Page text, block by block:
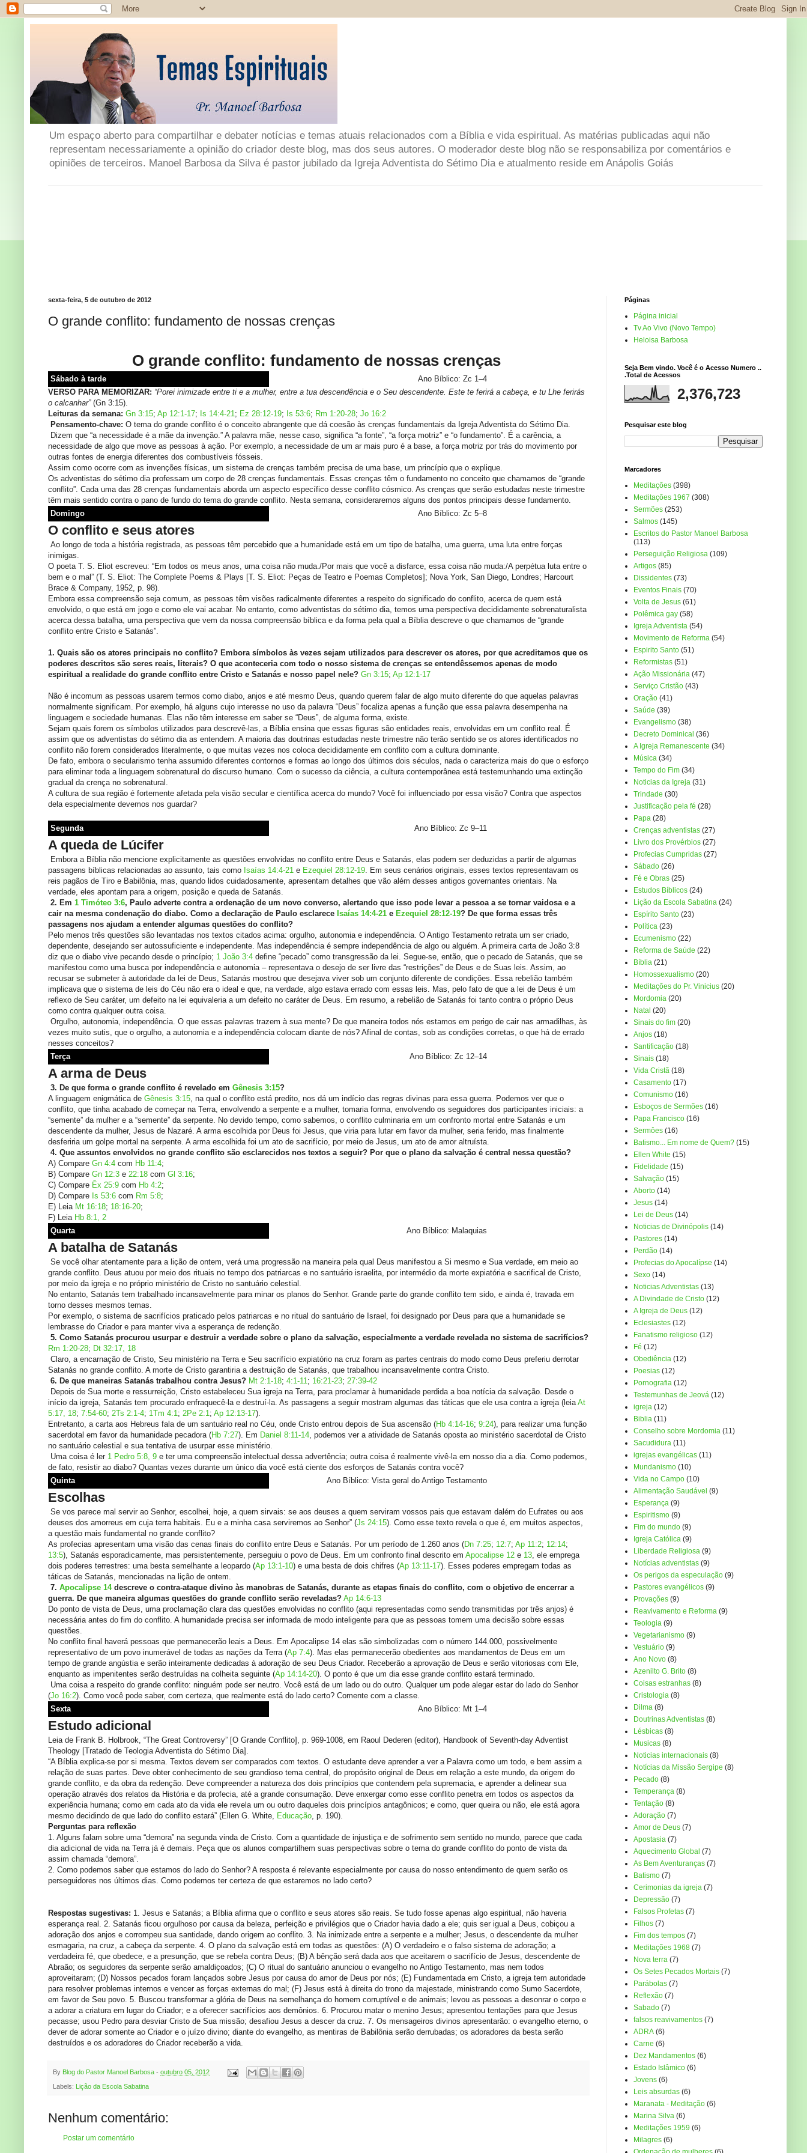
Um espaço aberto para compartilhar e debater notícias e temas atuais relacionados com a Bíblia e vida espiritual. As matérias publicadas aqui não
representam necessariamente a opinião do criador deste blog, mas dos seus autores. O moderador deste blog não se responsabiliza por comentários e
opiniões de terceiros. Manoel Barbosa da Silva é pastor jubilado da Igreja Adventista do Sétimo Dia e atualmento reside em Anápolis Goiás
sexta-feira, 5 de outubro de 2012
O grande conflito: fundamento de nossas crenças
O grande conflito: fundamento de nossas crenças
Sábado à tarde
Ano Bíblico: Zc 1–4
VERSO PARA MEMORIZAR: “Porei inimizade entre ti e a mulher, entre a tua descendência e o Seu descendente. Este te ferirá a cabeça, e tu Lhe ferirás
o calcanhar”(Gn 3:15).
Leituras da semana: Gn 3:15; Ap 12:1-17; Is 14:4-21; Ez 28:12-19; Is 53:6; Rm 1:20-28; Jo 16:2
Pensamento-chave: O tema do grande conflito é o conceito abrangente que dá coesão às crenças fundamentais da Igreja Adventista do Sétimo Dia.
Dizem que “a necessidade é a mãe da invenção.” A palavra mãe, nesse caso, significa “a fonte”, “a força motriz” e “o fundamento”. É a carência, a
necessidade de algo que move as pessoas à ação. Por exemplo, a necessidade de um ar mais puro é a base, a força motriz por trás do movimento por
outras fontes de energia diferentes dos combustíveis fósseis.
Assim como ocorre com as invenções físicas, um sistema de crenças também precisa de uma base, um princípio que o explique.
Os adventistas do sétimo dia professam um corpo de 28 crenças fundamentais. Essas crenças têm o fundamento no conceito que chamamos de “grande
conflito”. Cada uma das 28 crenças fundamentais aborda um aspecto específico desse conflito cósmico. As crenças que serão estudadas neste trimestre
têm mais sentido contra o pano de fundo do tema do grande conflito. Nesta semana, consideraremos alguns dos pontos principais desse fundamento.
Domingo
Ano Bíblico: Zc 5–8
O conflito e seus atores
Ao longo de toda a história registrada, as pessoas têm percebido que a humanidade está em um tipo de batalha, uma guerra, uma luta entre forças
inimigas.
O poeta T. S. Eliot escreveu: “Em todos os meus anos, uma coisa não muda./Por mais que você a disfarce, essa coisa não muda:/A perpétua luta entre o
bem e o mal” (T. S. Eliot: The Complete Poems & Plays [T. S. Eliot: Peças de Teatro e Poemas Completos]; Nova York, San Diego, Londres; Harcourt
Brace & Company, 1952, p. 98).
Embora essa compreensão seja comum, as pessoas têm visões radicalmente diferentes a respeito do significado do conflito, acerca de quem está
envolvido, o que está em jogo e como ele vai acabar. No entanto, como adventistas do sétimo dia, temos uma perspectiva decididamente sobrenaturalista
acerca dessa batalha, uma perspectiva que vem da nossa compreensão bíblica e da forma pela qual a Bíblia descreve o que chamamos de “grande
conflito entre Cristo e Satanás”.
1. Quais são os atores principais no conflito? Embora símbolos às vezes sejam utilizados para descrever os atores, por que acreditamos que os
poderes descritos são seres reais, literais? O que aconteceria com todo o nosso sistema de crenças se entendêssemos apenas de modo
espiritual a realidade do grande conflito entre Cristo e Satanás e nosso papel nele? Gn 3:15; Ap 12:1-17
Não é incomum as pessoas usarem termos como diabo, anjos e até mesmo Deus, quando querem falar de algo muito diferente do que aquelas palavras
normalmente significam. Por exemplo, há alguns cujo interesse no uso da palavra “Deus” focaliza apenas a função que essa palavra desempenha na
linguagem e sociedade humanas. Elas não têm interesse em saber se “Deus”, de alguma forma, existe.
Sejam quais forem os símbolos utilizados para descrevê-las, a Bíblia ensina que essas figuras são entidades reais, envolvidas em um conflito real. É
assim que os adventistas do sétimo dia as entendem. A maioria das doutrinas estudadas neste trimestre não terão sentido se os atores identificados no
conflito não forem considerados literalmente, o que muitas vezes nos coloca decididamente em conflito com a cultura dominante.
De fato, embora o secularismo tenha assumido diferentes contornos e formas ao longo dos últimos dois séculos, nada o caracteriza mais do que o esforço
para eliminar toda a linguagem sobrenatural do discurso humano. Com o sucesso da ciência, a cultura contemporânea está testemunhando uma extinção
gradual da crença no sobrenatural.
A cultura de sua região é fortemente afetada pela visão secular e científica acerca do mundo? Você foi influenciado por essa visão? Contra que aspectos
dela especialmente devemos nos guardar?
Segunda Ano Bíblico: Zc 9–11
A queda de Lúcifer
Embora a Bíblia não mencione explicitamente as questões envolvidas no conflito entre Deus e Satanás, elas podem ser deduzidas a partir de algumas
passagens bíblicas relacionadas ao assunto, tais como Isaías 14:4-21 e Ezequiel 28:12-19. Em seus cenários originais, esses textos representavam os
reis pagãos de Tiro e Babilônia, mas, quando lidos cuidadosamente, apresentam detalhes que vão além desses antigos governantes orientais. Na
verdade, eles apontam para a origem, posição e queda de Satanás.
2. Em 1 Timóteo 3:6, Paulo adverte contra a ordenação de um novo converso, alertando que isso pode levar a pessoa a se tornar vaidosa e a
cair na mesma condenação do diabo. Como a declaração de Paulo esclarece Isaías 14:4-21 e Ezequiel 28:12-19? De que forma essas três
passagens nos ajudam a entender algumas questões do conflito?
Pelo menos três questões são levantadas nos textos citados acima: orgulho, autonomia e independência. O Antigo Testamento retrata um ser criado,
dependente, desejando ser autossuficiente e independente. Mas independência é sempre independência de algo ou alguém. A primeira carta de João 3:8
diz que o diabo vive pecando desde o princípio; 1 João 3:4 define “pecado” como transgressão da lei. Segue-se, então, que o pecado de Satanás, que se
manifestou como uma busca por independência e autonomia – representava o desejo de ser livre das “restrições” de Deus e de Suas leis. Assim, ao
recusar se submeter à autoridade da lei de Deus, Satanás mostrou que desejava viver sob um conjunto diferente de condições. Essa rebelião também
implicava que o sistema de leis do Céu não era o ideal e que, na verdade, algo estava errado com essas leis. Mas, pelo fato de que a lei de Deus é um
reflexo de Seu caráter, um defeito na lei equivaleria a um defeito no caráter de Deus. Em resumo, a rebelião de Satanás foi tanto contra o próprio Deus
como contra qualquer outra coisa.
Orgulho, autonomia, independência. O que essas palavras trazem à sua mente? De que maneira todos nós estamos em perigo de cair nas armadilhas, às
vezes muito sutis, que o orgulho, a autonomia e a independência colocam diante de nós? Afinal de contas, sob as condições corretas, o que há de errado
nesses conceitos?
Terça
Ano Bíblico: Zc 12–14
A arma de Deus
3. De que forma o grande conflito é revelado em Gênesis 3:15?
A linguagem enigmática de Gênesis 3:15, na qual o conflito está predito, nos dá um indício das regras divinas para essa guerra. Podemos ver que o
conflito, que tinha acabado de começar na Terra, envolvendo a serpente e a mulher, tomaria forma, envolvendo os seguidores dos participantes iniciais: a
“semente” da mulher e a “semente” da serpente. No devido tempo, como sabemos, o conflito culminaria em um confronto mortal entre Satanás e um
descendente da mulher, Jesus de Nazaré. A arma escolhida por Deus foi Jesus, que viria para lutar em favor da mulher, seria ferido, mas finalmente
desferiria um golpe mortal na serpente. A arma escolhida foi um ato de sacrifício, por meio de Jesus, um ato de amor altruísta.
4. Que assuntos envolvidos no grande conflito são esclarecidos nos textos a seguir? Por que o plano da salvação é central nessa questão?
A) Compare Gn 4:4 com Hb 11:4;
B) Compare Gn 12:3 e 22:18 com Gl 3:16;
C) Compare Êx 25:9 com Hb 4:2;
D) Compare Is 53:6 com Rm 5:8;
E) Leia Mt 16:18; 18:16-20;
F) Leia Hb 8:1, 2
Quarta
Ano Bíblico: Malaquias
A batalha de Satanás
Se você olhar atentamente para a lição de ontem, verá uma progressão na maneira pela qual Deus manifestou a Si mesmo e Sua verdade, em meio ao
grande conflito. Deus atuou por meio dos rituais no tempo dos patriarcas e no santuário israelita, por intermédio da morte expiatória e sacrifical de Cristo,
por meio da igreja e no próprio ministério de Cristo no santuário celestial.
No entanto, Satanás tem trabalhado incansavelmente para minar os planos do Senhor. Grande parte do grande conflito tem sido, e ainda é, travada em
torno desses mesmos temas.
Por exemplo, o sistema de sacrifícios praticado pelos patriarcas e no ritual do santuário de Israel, foi designado por Deus para que a humanidade se
lembrasse do Criador e para manter viva a esperança de redenção.
5. Como Satanás procurou usurpar e destruir a verdade sobre o plano da salvação, especialmente a verdade revelada no sistema de sacrifícios?
Rm 1:20-28; Dt 32:17, 18
Claro, a encarnação de Cristo, Seu ministério na Terra e Seu sacrifício expiatório na cruz foram as partes centrais do modo como Deus preferiu derrotar
Satanás no grande conflito. A morte de Cristo garantiria a destruição de Satanás, que trabalhou incansavelmente contra Cristo.
6. De que maneiras Satanás trabalhou contra Jesus? Mt 2:1-18; 4:1-11; 16:21-23; 27:39-42
Depois de Sua morte e ressurreição, Cristo estabeleceu Sua igreja na Terra, para proclamar à humanidade perdida a boa notícia da salvação. Desde o
início da igreja, Satanás tem procurado enfraquecê-la e destruí-la. As passagens a seguir mostram algumas das táticas que ele usa contra a igreja (leiaAt
5:17, 18; 7:54-60; 2Ts 2:1-4; 1Tm 4:1; 2Pe 2:1; Ap 12:13-17).
Entretanto, a carta aos Hebreus fala de um santuário real no Céu, onde Cristo entrou depois de Sua ascensão (Hb 4:14-16; 9:24), para realizar uma função
sacerdotal em favor da humanidade pecadora (Hb 7:27). Em Daniel 8:11-14, podemos ver a atividade de Satanás oposta ao ministério sacerdotal de Cristo
no santuário celestial e sua tentativa de usurpar esse ministério.
Uma coisa é ler 1 Pedro 5:8, 9 e ter uma compreensão intelectual dessa advertência; outra coisa é realmente vivê-la em nosso dia a dia. Como podemos,
de fato, resistir ao diabo? Quantas vezes durante um único dia você está ciente dos esforços de Satanás contra você?
Quinta
Ano Bíblico: Vista geral do Antigo Testamento
Escolhas
Se vos parece mal servir ao Senhor, escolhei, hoje, a quem sirvais: se aos deuses a quem serviram vossos pais que estavam dalém do Eufrates ou aos
deuses dos amorreus em cuja terra habitais. Eu e a minha casa serviremos ao Senhor” (Js 24:15). Como esse texto revela o que é, em muitos aspectos,
a questão mais fundamental no grande conflito?
As profecias apresentam uma visão das cenas finais do conflito entre Deus e Satanás. Por um período de 1.260 anos (Dn 7:25; 12:7; Ap 11:2; 12:14;
13:5), Satanás esporadicamente, mas persistentemente, perseguiu o povo de Deus. Em um confronto final descrito em Apocalipse 12 e 13, ele emprega
dois poderes terrestres: uma besta semelhante a leopardo (Ap 13:1-10) e uma besta de dois chifres (Ap 13:11-17). Esses poderes empregam todas as
táticas de Satanás, mencionadas na lição de ontem.
7. Apocalipse 14descreve o contra-ataque divino às manobras de Satanás, durante as etapas finais do conflito, com o objetivo de encerrar a
guerra. De que maneira algumas questões do grande conflito serão reveladas? Ap 14:6-13
Do ponto de vista de Deus, uma proclamação clara das questões envolvidas no conflito (aqui representadas como sendo transmitidas por três anjos) é
necessária antes do fim do conflito. A humanidade precisa ser informada de modo inteligente para que as pessoas tomem uma decisão sobre essas
questões.
No conflito final haverá pessoas que permanecerão leais a Deus. Em Apocalipse 14 elas são simbolizadas com o número 144.000, possivelmente
representativo de um povo inumerável de todas as nações da Terra (Ap 7:4). Mas elas permanecerão obedientes aos mandamentos de Deus em um
tempo de grande angústia e serão inteiramente dedicadas à adoração de seu Deus Criador. Receberão a aprovação de Deus e serão vitoriosas com Ele,
enquanto as impenitentes serão destruídas na colheita seguinte (Ap 14:14-20). O ponto é que um dia esse grande conflito estará terminado.
Uma coisa a respeito do grande conflito: ninguém pode ser neutro. Você está de um lado ou do outro. Qualquer um pode alegar estar do lado do Senhor
(Jo 16:2). Como você pode saber, com certeza, que realmente está do lado certo? Comente com a classe.
Sexta
Ano Bíblico: Mt 1–4
Estudo adicional
Leia de Frank B. Holbrook, “The Great Controversy” [O Grande Conflito], p. 969-1008, em Raoul Dederen (editor), Handbook of Seventh-day Adventist
Theology [Tratado de Teologia Adventista do Sétimo Dia].
“A Bíblia explica-se por si mesma. Textos devem ser comparados com textos. O estudante deve aprender a ver a Palavra como um todo, e bem assim a
relação de suas partes. Deve obter conhecimento de seu grandioso tema central, do propósito original de Deus em relação a este mundo, da origem do
grande conflito, e da obra da redenção. Deve compreender a natureza dos dois princípios que contendem pela supremacia, e aprender a delinear sua
operação através dos relatos da História e da profecia, até a grande consumação. Deve enxergar como esse conflito penetra em todos os aspectos da
experiência humana; como em cada ato da vida ele revela um ou outro daqueles dois princípios antagônicos; e como, quer queira ou não, ele está agora
mesmo decidindo de que lado do conflito estará” (Ellen G. White, Educação, p. 190).
Perguntas para reflexão
1. Alguns falam sobre uma “demora” na segunda vinda de Cristo. Com a quantidade de injustiça e de sofrimento sem sentido no mundo, parece que cada
dia adicional de vida na Terra já é demais. Peça que os alunos compartilhem suas perspectivas sobre o tema do grande conflito do ponto de vista da
assim chamada “demora”.
2. Como podemos saber que estamos do lado do Senhor? A resposta é relevante especialmente por causa do nosso entendimento de quem serão os
perseguidores nos últimos dias. Como podemos ter certeza de que estaremos no lado certo?
Respostas sugestivas: 1. Jesus e Satanás; a Bíblia afirma que o conflito e seus atores são reais. Se tudo fosse apenas algo espiritual, não haveria
esperança real. 2. Satanás ficou orgulhoso por causa da beleza, perfeição e privilégios que o Criador havia dado a ele; quis ser igual a Deus, cobiçou a
adoração dos anjos e corrompeu sua santidade, dando origem ao conflito. 3. Na inimizade entre a serpente e a mulher; Jesus, o descendente da mulher
esmagaria, na cruz, a cabeça da serpente. 4. O plano da salvação está em todas as questões: (A) O verdadeiro e o falso sistema de adoração; a
verdadeira fé, que obedece, e a presunção, que se rebela contra Deus; (B) A bênção será dada aos que aceitarem o sacrifício de Jesus, descendente de
Abraão; os seguidores da serpente serão amaldiçoados; (C) O ritual do santuário anunciou o evangelho no Antigo Testamento, mas nem todos
aproveitaram; (D) Nossos pecados foram lançados sobre Jesus por causa do amor de Deus por nós; (E) Fundamentada em Cristo, a igreja tem autoridade
para resolver problemas internos e vencer as forças externas do mal; (F) Jesus está à direita do trono da majestade, ministrando como Sumo Sacerdote,
em favor de Seu povo. 5. Buscou transformar a glória de Deus na semelhança do homem corruptível e de animais; levou as pessoas a desonrar o corpo e
a adorar a criatura em lugar do Criador; e a oferecer sacrifícios aos demônios. 6. Procurou matar o menino Jesus; apresentou tentações para que Jesus
pecasse; usou Pedro para desviar Cristo de Sua missão; desafiou Jesus a descer da cruz. 7. Os mensageiros divinos apresentarão: o evangelho eterno, o
dever de adorar somente ao Criador e o juízo divino; diante do evangelho, as mentiras de Babilônia serão derrubadas; os adoradores da besta serão
destruídos e os adoradores do Criador receberão a vida.
By Blog do Pastor Manoel Barbosa - outubro 05, 2012
Labels: Lição da Escola Sabatina
Nenhum comentário:
Postar um comentário
Páginas
Página inicial
Tv Ao Vivo (Novo Tempo)
Heloisa Barbosa
Seja Bem vindo. Você é o Acesso Numero ..
.Total de Acessos
2,376,723
Pesquisar este blog
Marcadores
Meditações (398)
Meditações 1967 (308)
Sermões (253)
Salmos (145)
Escritos do Pastor Manoel Barbosa
(113)
Perseguição Religiosa (109)
Artigos (85)
Dissidentes (73)
Eventos Finais (70)
Volta de Jesus (61)
Polêmica gay (58)
Igreja Adventista (54)
Movimento de Reforma (54)
Espirito Santo (51)
Reformistas (51)
Ação Missionária (47)
Serviço Cristão (43)
Oração (41)
Saúde (39)
Evangelismo (38)
Decreto Dominical (36)
A Igreja Remanescente (34)
Música (34)
Tempo do Fim (34)
Noticias da Igreja (31)
Trindade (30)
Justificação pela fé (28)
Papa (28)
Crenças adventistas (27)
Livro dos Provérbios (27)
Profecias Cumpridas (27)
Sábado (26)
Fé e Obras (25)
Estudos Bíblicos (24)
Lição da Escola Sabatina (24)
Espírito Santo (23)
Política (23)
Ecumenismo (22)
Reforma de Saúde (22)
Bíblia (21)
Homossexualismo (20)
Meditações do Pr. Vinicius (20)
Mordomia (20)
Natal (20)
Sinais do fim (20)
Anjos (18)
Santificação (18)
Sinais (18)
Vida Cristã (18)
Casamento (17)
Comunismo (16)
Esboços de Sermões (16)
Papa Francisco (16)
Sermôes (16)
Batismo... Em nome de Quem? (15)
Ellen White (15)
Fidelidade (15)
Salvação (15)
Aborto (14)
Jesus (14)
Lei de Deus (14)
Noticias de Divinópolis (14)
Pastores (14)
Perdão (14)
Profecias do Apocalípse (14)
Sexo (14)
Noticias Adventistas (13)
A Divindade de Cristo (12)
A Igreja de Deus (12)
Eclesiastes (12)
Fanatismo religioso (12)
Fé (12)
Obediência (12)
Poesias (12)
Pornografia (12)
Testemunhas de Jeová (12)
igreja (12)
Biblia (11)
Conselho sobre Mordomia (11)
Sacudidura (11)
igrejas evangélicas (11)
Mundanismo (10)
Vida no Campo (10)
Alimentação Saudável (9)
Esperança (9)
Espiritismo (9)
Fim do mundo (9)
Igreja Católica (9)
Liberdade Religiosa (9)
Notícias adventistas (9)
Os perigos da especulação (9)
Pastores evangélicos (9)
Provações (9)
Reavivamento e Reforma (9)
Teologia (9)
Vegetarianismo (9)
Vestuário (9)
Ano Novo (8)
Azenilto G. Brito (8)
Coisas estranhas (8)
Cristologia (8)
Dilma (8)
Doutrinas Adventistas (8)
Lésbicas (8)
Musicas (8)
Noticias internacionais (8)
Notícias da Missão Sergipe (8)
Pecado (8)
Temperança (8)
Tentação (8)
Adoração (7)
Amor de Deus (7)
Apostasia (7)
Aquecimento Global (7)
As Bem Aventuranças (7)
Batismo (7)
Cerimonias da igreja (7)
Depressão (7)
Falsos Profetas (7)
Filhos (7)
Fim dos tempos (7)
Meditações 1968 (7)
Nova terra (7)
Os Setes Pecados Mortais (7)
Parábolas (7)
Reflexão (7)
Sabado (7)
falsos reavivamentos (7)
ADRA (6)
Carne (6)
Dez Mandamentos (6)
Estado Islâmico (6)
Jovens (6)
Leis absurdas (6)
Maranata - Meditação (6)
Marina Silva (6)
Meditações 1959 (6)
Milagres (6)